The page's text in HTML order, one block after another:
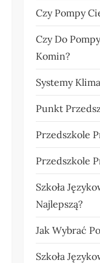
Czy Pompy
Czy Do
Komin?
Systemy
Punkt
Przedszkole
Przedszkole
Szkoła
Najlepszą?
Jak Wybrać
Szkoła